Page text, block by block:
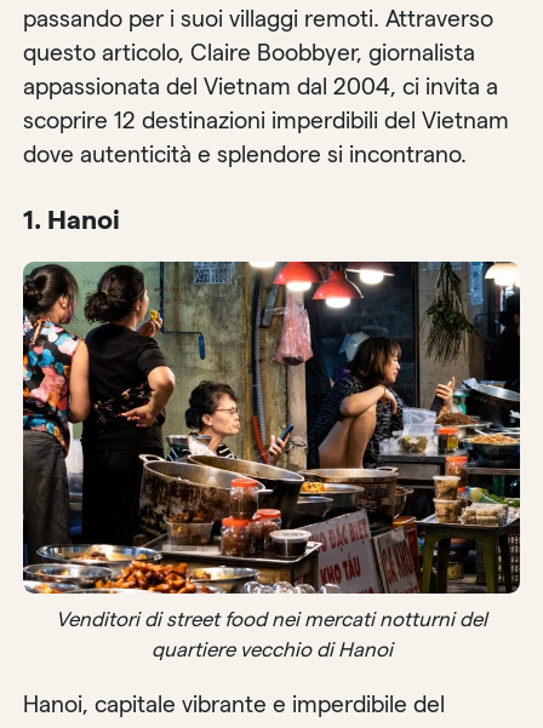
passando per i suoi villaggi remoti. Attraverso
questo articolo, Claire Boobbyer, giornalista
appassionata del Vietnam dal 2004, ci invita a
scoprire 12 destinazioni imperdibili del Vietnam
dove autenticità e splendore si incontrano.
1. Hanoi
Venditori di street food nei mercati notturni del
quartiere vecchio di Hanoi
Hanoi, capitale vibrante e imperdibile del